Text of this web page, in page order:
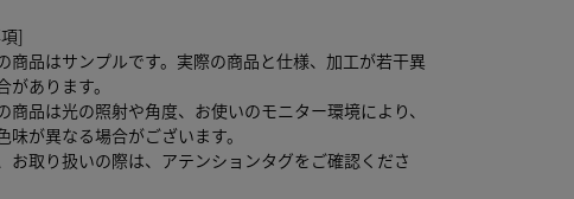
]
商品はサンプルです。実際の商品と仕様、加工が若干異
があります。
商品は光の照射や角度、お使いのモニター環境により、
味が異なる場合がございます。
お取り扱いの際は、アテンションタグをご確認くださ